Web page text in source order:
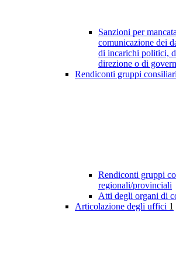
Sanzioni per
comunicazione dei
di incarichi politici,
direzione o di
Rendiconti gruppi
Rendiconti gruppi
regionali/provinciali
Atti degli organi di
Articolazione degli uffici 1